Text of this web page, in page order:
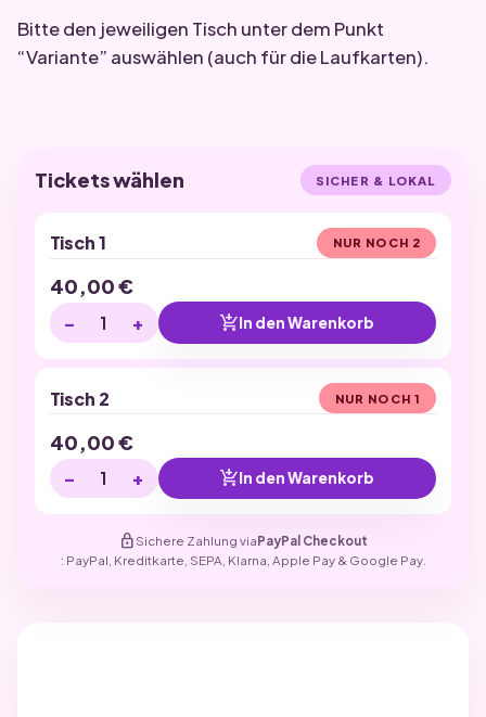
Bitte den jeweiligen Tisch unter dem Punkt
“Variante” auswählen (auch für die Laufkarten).
Tickets wählen SICHER & LOKAL
Tisch 1 NUR NOCH 2
40,00€
− + add_shopping_cartIn den Warenkorb
Tisch 2 NUR NOCH 1
40,00€
− + add_shopping_cartIn den Warenkorb
lock Sichere Zahlung viaPayPal Checkout
: PayPal, Kreditkarte, SEPA, Klarna, Apple Pay & Google Pay.